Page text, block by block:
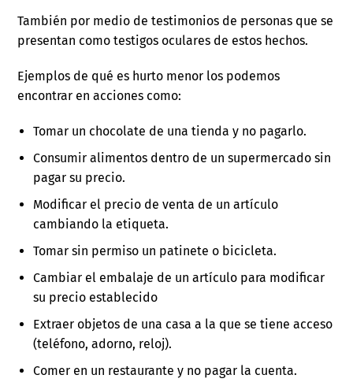
También por medio de testimonios de personas que se
presentan como testigos oculares de estos hechos.
Ejemplos de qué es hurto menor los podemos
encontrar en acciones como:
Tomar un chocolate de una tienda y no pagarlo.
Consumir alimentos dentro de un supermercado sin
pagar su precio.
Modificar el precio de venta de un artículo
cambiando la etiqueta.
Tomar sin permiso un patinete o bicicleta.
Cambiar el embalaje de un artículo para modificar
su precio establecido
Extraer objetos de una casa a la que se tiene acceso
(teléfono, adorno, reloj).
Comer en un restaurante y no pagar la cuenta.